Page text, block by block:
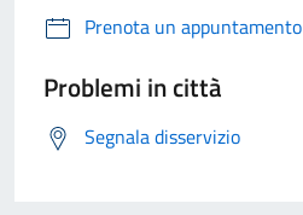
Prenota un appuntamento
Problemi in città
Segnala disservizio